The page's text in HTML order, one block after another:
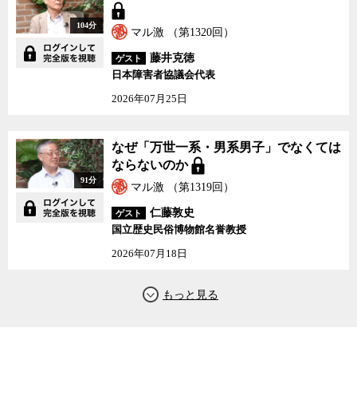
104分
マル激 （第1320回）
ゲスト
藤井克徳
日本障害者協議会代表
2026年07月25日
91分
なぜ「万世一系・男系男子」でなくては
ならないのか
マル激 （第1319回）
ゲスト
仁藤敦史
国立歴史民俗博物館名誉教授
2026年07月18日